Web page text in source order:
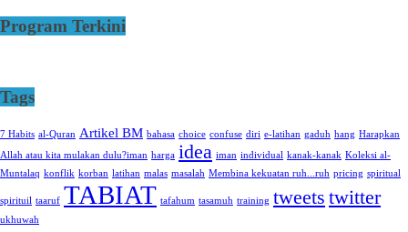
Program Terkini
Tags
7 Habits al-Quran Artikel BM bahasa choice confuse diri e-latihan gaduh hang Harapkan
Allah atau kita mulakan dulu?iman harga idea iman individual kanak-kanak Koleksi al-
Muntalaq konflik korban latihan malas masalah Membina kekuatan ruh...ruh pricing spiritual
spirituil taaruf TABIAT tafahum tasamuh training tweets twitter
ukhuwah